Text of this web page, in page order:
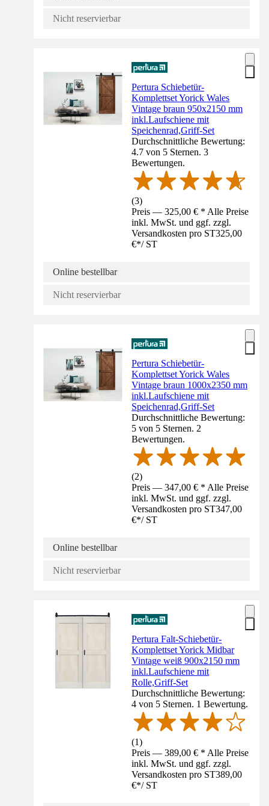
Nicht reservierbar
Pertura Schiebetür-
Komplettset Yorick Wales
Vintage braun 950x2150 mm
inkl.Laufschiene mit
Speichenrad,Griff-Set
Durchschnittliche Bewertung:
4.7 von 5 Sternen. 3
Bewertungen.
(3)
Preis — 325,00 € * Alle Preise
inkl. MwSt. und ggf. zzgl.
Versandkosten pro ST325,00
€*/ ST
Online bestellbar
Nicht reservierbar
Pertura Schiebetür-
Komplettset Yorick Wales
Vintage braun 1000x2350 mm
inkl.Laufschiene mit
Speichenrad,Griff-Set
Durchschnittliche Bewertung:
5 von 5 Sternen. 2
Bewertungen.
(2)
Preis — 347,00 € * Alle Preise
inkl. MwSt. und ggf. zzgl.
Versandkosten pro ST347,00
€*/ ST
Online bestellbar
Nicht reservierbar
Pertura Falt-Schiebetür-
Komplettset Yorick Midbar
Vintage weiß 900x2150 mm
inkl.Laufschiene mit
Rolle,Griff-Set
Durchschnittliche Bewertung:
4 von 5 Sternen. 1 Bewertung.
(1)
Preis — 389,00 € * Alle Preise
inkl. MwSt. und ggf. zzgl.
Versandkosten pro ST389,00
€*/ ST